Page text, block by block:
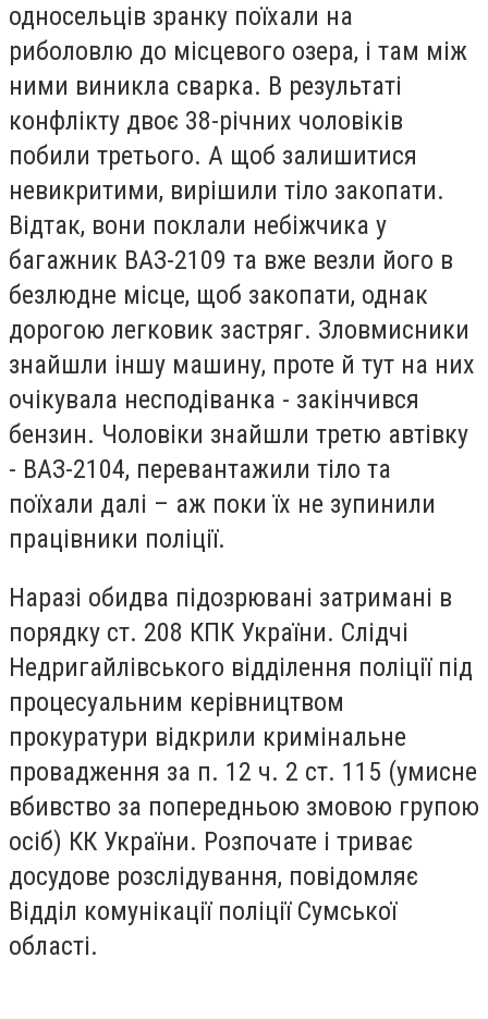
односельців зранку поїхали на
риболовлю до місцевого озера, і там між
ними виникла сварка. В результаті
конфлікту двоє 38-річних чоловіків
побили третього. А щоб залишитися
невикритими, вирішили тіло закопати.
Відтак, вони поклали небіжчика у
багажник ВАЗ-2109 та вже везли його в
безлюдне місце, щоб закопати, однак
дорогою легковик застряг. Зловмисники
знайшли іншу машину, проте й тут на них
очікувала несподіванка - закінчився
бензин. Чоловіки знайшли третю автівку
- ВАЗ-2104, перевантажили тіло та
поїхали далі – аж поки їх не зупинили
працівники поліції.
Наразі обидва підозрювані затримані в
порядку ст. 208 КПК України. Слідчі
Недригайлівського відділення поліції під
процесуальним керівництвом
прокуратури відкрили кримінальне
провадження за п. 12 ч. 2 ст. 115 (умисне
вбивство за попередньою змовою групою
осіб) КК України. Розпочате і триває
досудове розслідування, повідомляє
Відділ комунікації поліції Сумської
області.